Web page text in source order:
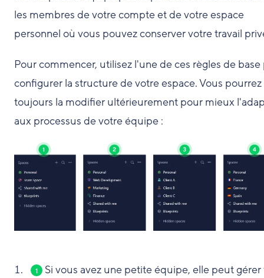
les membres de votre compte et de votre espace
personnel où vous pouvez conserver votre travail
Pour commencer, utilisez l'une de ces règles de
configurer la structure de votre espace. Vous pourrez
toujours la modifier ultérieurement pour mieux
aux processus de votre équipe :
1
Si vous avez une petite équipe, elle peut